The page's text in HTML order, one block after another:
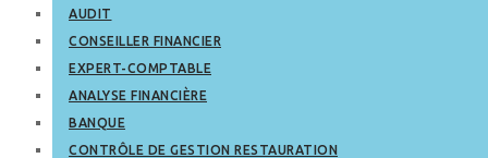
AUDIT
CONSEILLER FINANCIER
EXPERT-COMPTABLE
ANALYSE FINANCIÈRE
BANQUE
CONTRÔLE DE GESTION RESTAURATION